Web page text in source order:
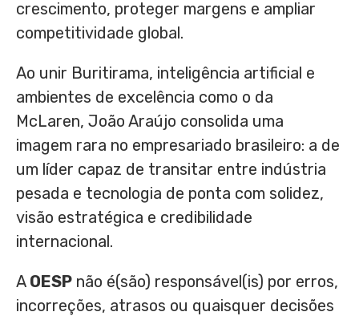
crescimento, proteger margens e ampliar
competitividade global.
Ao unir Buritirama, inteligência artificial e
ambientes de excelência como o da
McLaren, João Araújo consolida uma
imagem rara no empresariado brasileiro: a de
um líder capaz de transitar entre indústria
pesada e tecnologia de ponta com solidez,
visão estratégica e credibilidade
internacional.
A OESP não é(são) responsável(is) por erros,
incorreções, atrasos ou quaisquer decisões